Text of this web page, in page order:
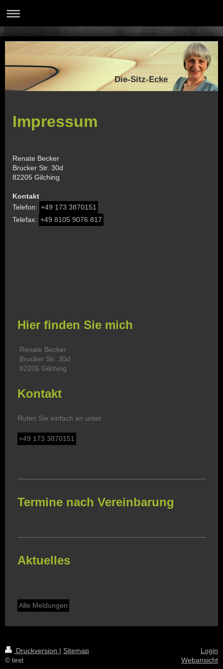
Die-Sitz-Ecke
Impressum
Renate Becker
Brucker Str. 30d
82205 Gilching
Kontakt
Telefon: +49 173 3870151
Telefax: +49 8105 9076 817
Hier finden Sie mich
Renate Becker
Brucker Str. 30d
82205 Gilching
Kontakt
Rufen Sie einfach an unter
+49 173 3870151
Termine nach Vereinbarung
Aktuelles
Alle Meldungen
Druckversion | Sitemap
© test
Login
Webansicht